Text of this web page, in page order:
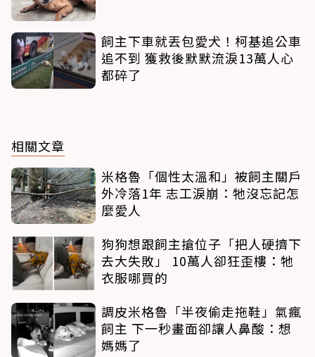
飼主下車就丟包愛犬！柯基追公車
追不到 獲救後默默流淚13萬人心
都碎了
相關文章
米格魯「個性太溫和」被飼主關戶
外冷落1年 志工淚崩：牠沒忘記怎
麼愛人
狗狗想跟飼主搶位子「把人硬擠下
去大失敗」 10萬人卻狂歪樓：牠
衣服哪買的
調皮米格魯「半夜偷走拖鞋」氣瘋
飼主 下一秒畫面卻讓人鼻酸：想
媽媽了